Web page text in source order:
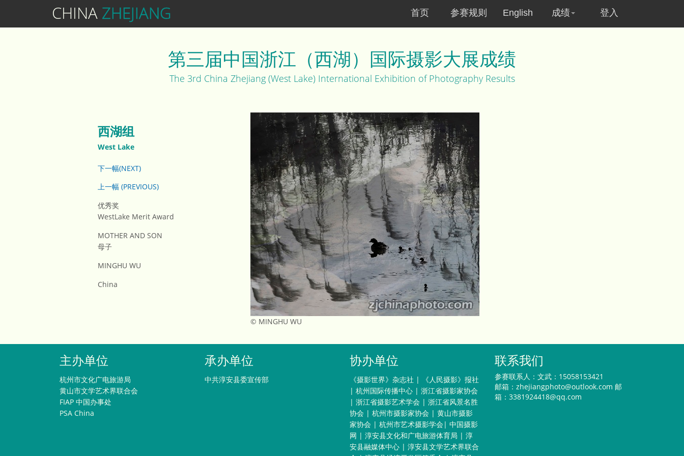
CHINA ZHEJIANG 首页 参赛规则 English 成绩 登入
第三届中国浙江（西湖）国际摄影大展成绩
The 3rd China Zhejiang (West Lake) International Exhibition of Photography Results
西湖组
West Lake
下一幅(NEXT)
上一幅 (PREVIOUS)
优秀奖
WestLake Merit Award
MOTHER AND SON
母子
MINGHU WU
China
© MINGHU WU
主办单位
杭州市文化广电旅游局
黄山市文学艺术界联合会
FIAP 中国办事处
PSA China
承办单位
中共淳安县委宣传部
协办单位
《摄影世界》杂志社 |
《人民摄影》报社
| 杭州国际传播中心 | 浙江省摄影家协会
| 浙江省摄影艺术学会 | 浙江省风景名胜
协会 | 杭州市摄影家协会 | 黄山市摄影
家协会 | 杭州市艺术摄影学会| 中国摄影
网 | 淳安县文化和广电旅游体育局 | 淳
安县融媒体中心 | 淳安县文学艺术界联合
联系我们
参赛联系人：文武：15058153421
邮箱： zhejiangphoto@outlook.com 邮
箱：3381924418@qq.com